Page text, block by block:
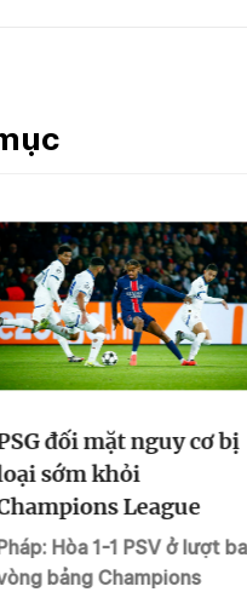
đối mặt nguy cơ bị
sớm khỏi
League
Hòa 1-1 PSV ở lượt ba
bảng Champions